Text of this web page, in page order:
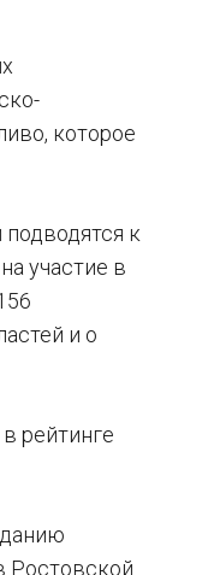
которое
к
участие в
и о
рейтинге
Ростовской